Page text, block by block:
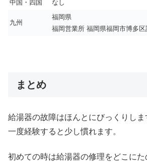
中国・四国
なし
九州
福岡県
福岡営業所 福岡県福岡市博多
まとめ
給湯器の故障はほんとにびっくりしま
一度経験すると少し慣れます。
初めての時は給湯器の修理をどこにた